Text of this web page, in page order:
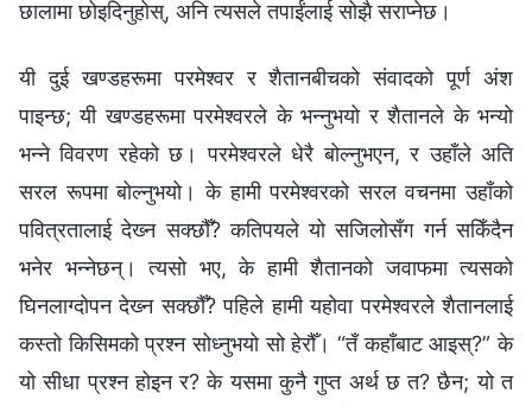
छालामा छोइदिनुहोस्, अनि त्यसले तपाईंलाई सोझै सराप्‍नेछ।
यी दुई खण्डहरूमा परमेश्‍वर र शैतानबीचको संवादको पूर्ण अंश
पाइन्छ; यी खण्डहरूमा परमेश्‍वरले के भन्‍नुभयो र शैतानले के भन्यो
भन्‍ने विवरण रहेको छ। परमेश्‍वरले धेरै बोल्‍नुभएन, र उहाँले अति
सरल रूपमा बोल्‍नुभयो। के हामी परमेश्‍वरको सरल वचनमा उहाँको
पवित्रतालाई देख्‍न सक्छौँ? कतिपयले यो सजिलोसँग गर्न सकिँदैन
भनेर भन्‍नेछन्। त्यसो भए, के हामी शैतानको जवाफमा त्यसको
घिनलाग्दोपन देख्‍न सक्छौँ? पहिले हामी यहोवा परमेश्‍वरले शैतानलाई
कस्तो किसिमको प्रश्‍न सोध्‍नुभयो सो हेरौँ। “तँ कहाँबाट आइस्?” के
यो सीधा प्रश्‍न होइन र? के यसमा कुनै गुप्‍त अर्थ छ त? छैन; यो त